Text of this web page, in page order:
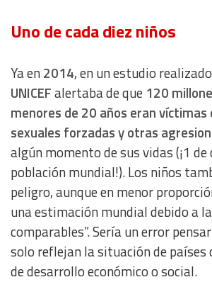
Uno de cada diez niños
Ya en2014, en un estudio
UNICEFalertaba de que 120
menores de 20 años eran víctimas
sexuales forzadas y otras
algún momento de sus vidas (¡1
población mundial!). Los niños
peligro, aunque en menor
una estimación mundial debido a
comparables”. Sería un error
solo reflejan la situación de países
de desarrollo económico o social.